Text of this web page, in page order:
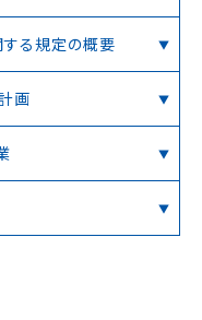
る規定の概要
画